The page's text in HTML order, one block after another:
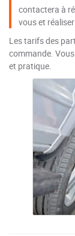
contactera à
vous et
Les tarifs des
commande.
et pratique.